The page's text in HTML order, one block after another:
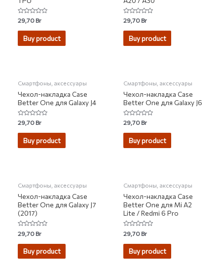
Rated
0
out
29,70Br
Buy product
Rated
0
out
29,70Br
Buy product
Смартфоны, аксессуары
Чехол-накладка Case
Better One для Galaxy J4
Rated
0
out
29,70Br
Buy product
Смартфоны, аксессуары
Чехол-накладка Case
Better One для Galaxy J6
Rated
0
out
29,70Br
Buy product
Смартфоны, аксессуары
Чехол-накладка Case
Better One для Galaxy J7
(2017)
Rated
0
out
29,70Br
Buy product
Смартфоны, аксессуары
Чехол-накладка Case
Better One для Mi A2
Lite / Redmi 6 Pro
Rated
0
out
29,70Br
Buy product